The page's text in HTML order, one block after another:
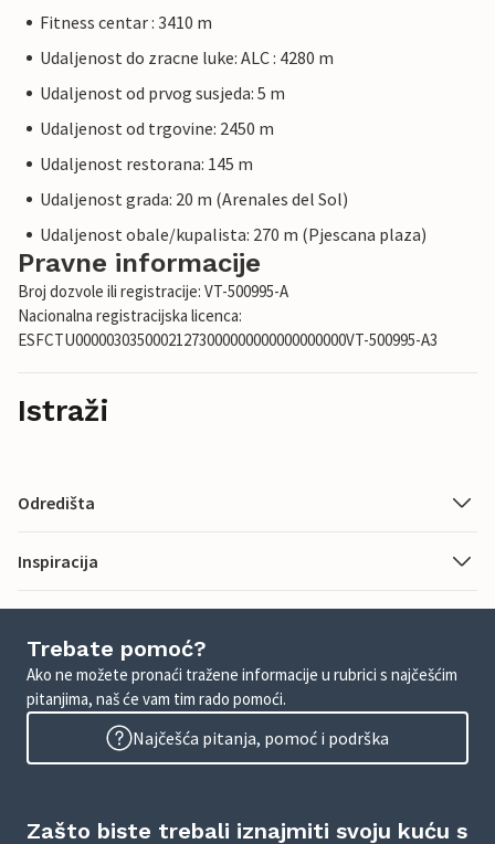
Fitness centar : 3410 m
Udaljenost do zracne luke: ALC : 4280 m
Udaljenost od prvog susjeda: 5 m
Udaljenost od trgovine: 2450 m
Udaljenost restorana: 145 m
Udaljenost grada: 20 m (Arenales del Sol)
Udaljenost obale/kupalista: 270 m (Pjescana plaza)
Pravne informacije
Broj dozvole ili registracije: VT-500995-A
Nacionalna registracijska licenca:
ESFCTU00000303500021273000000000000000000VT-500995-A3
Istraži
Odredišta
Inspiracija
Trebate pomoć?
Ako ne možete pronaći tražene informacije u rubrici s najčešćim
pitanjima, naš će vam tim rado pomoći.
Najčešća pitanja, pomoć i podrška
Zašto biste trebali iznajmiti svoju kuću s